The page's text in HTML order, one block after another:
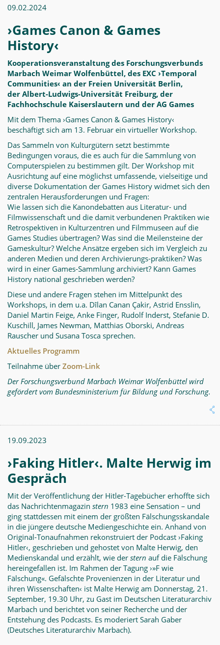
09.02.2024
›Games Canon & Games
History‹
Kooperationsveranstaltung des Forschungsverbunds
Marbach Weimar Wolfenbüttel, des EXC ›Temporal
Communities‹ an der Freien Universität Berlin,
der Albert-Ludwigs-Universität Freiburg, der
Fachhochschule Kaiserslautern und der AG Games
Mit dem Thema ›Games Canon & Games History‹
beschäftigt sich am 13. Februar ein virtueller Workshop.
Das Sammeln von Kulturgütern setzt bestimmte
Bedingungen voraus, die es auch für die Sammlung von
Computerspielen zu bestimmen gilt. Der Workshop mit
Ausrichtung auf eine möglichst umfassende, vielseitige und
diverse Dokumentation der Games History widmet sich den
zentralen Herausforderungen und Fragen:
Wie lassen sich die Kanondebatten aus Literatur- und
Filmwissenschaft und die damit verbundenen Praktiken wie
Retrospektiven in Kulturzentren und Filmmuseen auf die
Games Studies übertragen? Was sind die Meilensteine der
Gameskultur? Welche Ansätze ergeben sich im Vergleich zu
anderen Medien und deren Archivierungs-praktiken? Was
wird in einer Games-Sammlung archiviert? Kann Games
History national geschrieben werden?
Diese und andere Fragen stehen im Mittelpunkt des
Workshops, in dem u.a. Dîlan Canan Çakir, Astrid Ensslin,
Daniel Martin Feige, Anke Finger, Rudolf Inderst, Stefanie D.
Kuschill, James Newman, Matthias Oborski, Andreas
Rauscher und Susana Tosca sprechen.
Aktuelles Programm
Teilnahme über Zoom-Link
Der Forschungsverbund Marbach Weimar Wolfenbüttel wird
gefördert vom Bundesministerium für Bildung und Forschung.
19.09.2023
›Faking Hitler‹. Malte Herwig im
Gespräch
Mit der Veröffentlichung der Hitler-Tagebücher erhoffte sich
das Nachrichtenmagazin stern 1983 eine Sensation – und
ging stattdessen mit einem der größten Fälschungsskandale
in die jüngere deutsche Mediengeschichte ein. Anhand von
Original-Tonaufnahmen rekonstruiert der Podcast ›Faking
Hitler‹, geschrieben und gehostet von Malte Herwig, den
Medienskandal und erzählt, wie der stern auf die Fälschung
hereingefallen ist. Im Rahmen der Tagung ›»F wie
Fälschung«. Gefälschte Provenienzen in der Literatur und
ihren Wissen­schaften‹ ist Malte Herwig am Donnerstag, 21.
September, 19.30 Uhr, zu Gast im Deutschen Literaturarchiv
Marbach und berichtet von seiner Recherche und der
Entstehung des Podcasts. Es moderiert Sarah Gaber
(Deutsches Literaturarchiv Marbach).